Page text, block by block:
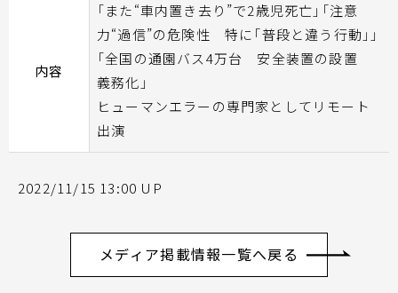
内容
「また“車内置き去り”で2歳児死亡」「注意
力“過信”の危険性 特に「普段と違う行動」」
「全国の通園バス4万台 安全装置の設置
義務化」
ヒューマンエラーの専門家としてリモート
出演
2022/11/15 13:00 UP
メディア掲載情報一覧へ戻る